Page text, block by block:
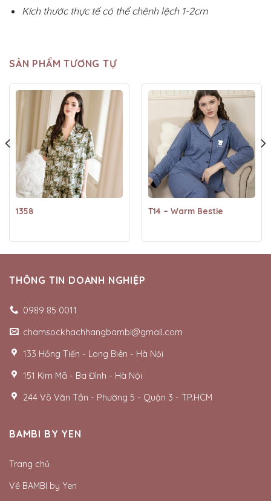
Kích thước thực tế có thể chênh lệch 1-2cm
SẢN PHẨM TƯƠNG TỰ
1358 T14 – Warm Bestie
THÔNG TIN DOANH NGHIỆP
0989 85 0011
chamsockhachhangbambi@gmail.com
133 Hồng Tiến - Long Biên - Hà Nội
151 Kim Mã - Ba Đình - Hà Nội
244 Võ Văn Tần - Phường 5 - Quận 3 - TP.HCM
BAMBI BY YEN
Trang chủ
Về BAMBI by Yen